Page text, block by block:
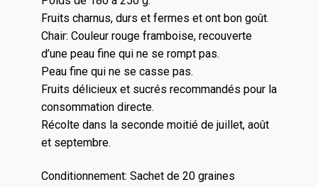
Fruits charnus, durs et fermes et ont bon goût.
Chair: Couleur rouge framboise, recouverte
d’une peau fine qui ne se rompt pas.
Peau fine qui ne se casse pas.
Fruits délicieux et sucrés recommandés pour la
consommation directe.
Récolte dans la seconde moitié de juillet, août
et septembre.
Conditionnement: Sachet de 20 graines